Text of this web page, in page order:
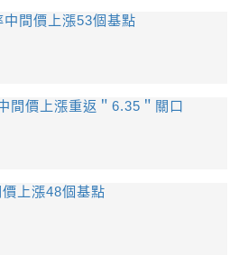
間價上漲53個基點
間價上漲重返＂6.35＂關口
上漲48個基點